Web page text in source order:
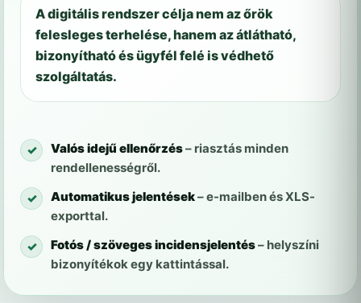
A digitális rendszer célja nem az őrök
felesleges terhelése, hanem az átlátható,
bizonyítható és ügyfél felé is védhető
szolgáltatás.
✓ Valós idejű ellenőrzés– riasztás minden
rendellenességről.
✓
Automatikus jelentések– e-mailben és XLS-
exporttal.
✓
Fotós / szöveges incidensjelentés– helyszíni
bizonyítékok egy kattintással.